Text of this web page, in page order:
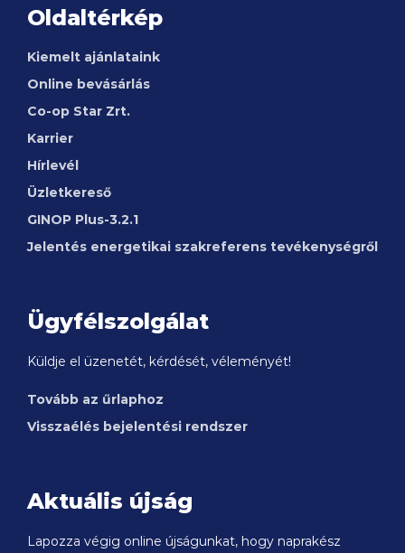
Oldaltérkép
Kiemelt ajánlataink
Online bevásárlás
Co-op Star Zrt.
Karrier
Hírlevél
Üzletkereső
GINOP Plus-3.2.1
Jelentés energetikai szakreferens tevékenységről
Ügyfélszolgálat
Küldje el üzenetét, kérdését, véleményét!
Tovább az űrlaphoz
Visszaélés bejelentési rendszer
Aktuális újság
Lapozza végig online újságunkat, hogy naprakész